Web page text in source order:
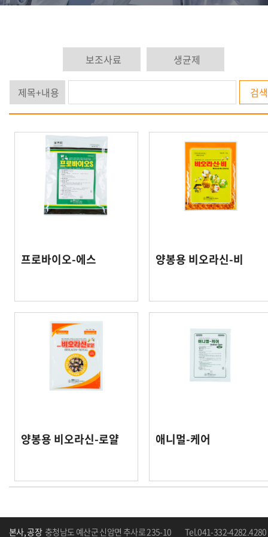
검색
프로바이오-에스 양봉용 비오라신-비
양봉용 비오라신-로얄 애니멀-케어
본사, 공장 충청남도 예산군 신암면 추사로 235-10 Tel.041-332-4282.4280